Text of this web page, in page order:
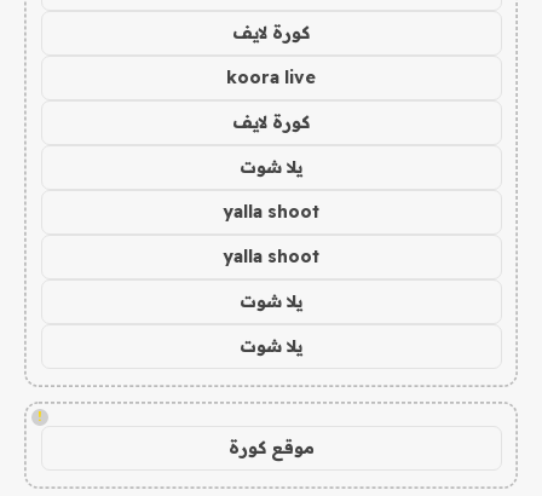
كورة لايف
koora live
كورة لايف
يلا شوت
yalla shoot
yalla shoot
يلا شوت
يلا شوت
!
موقع كورة